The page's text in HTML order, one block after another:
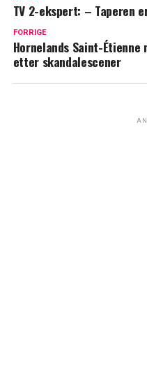
TV 2-ekspert: – Taperen
FORRIGE
Hornelands Saint-
etter skandalescener